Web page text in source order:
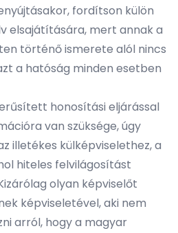
fordítson külön
elsajátítására, mert annak a
történő ismerete alól nincs
a hatóság minden esetben
honosítási eljárással
van szüksége, úgy
illetékes külképviselethez, a
hiteles felvilágosítást
olyan képviselőt
képviseletével, aki nem
arról, hogy a magyar